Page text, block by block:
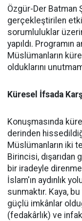
Özgür-Der Batman
gerçekleştirilen
sorumluluklar
yapıldı. Programın
Müslümanların
olduklarını
Küresel İfsada
Konuşmasında
derinden
Müslümanların iki
Birincisi, dışarıdan
bir iradeyle
İslam'ın aydınlık
sunmaktır. Kaya,
güçlü imkânlar
(fedakârlık) ve